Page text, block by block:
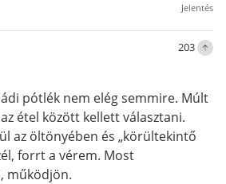
Jelentés
203
pótlék nem elég semmire. Múlt
étel között kellett választani.
az öltönyében és „körültekintő
forrt a vérem. Most
működjön.